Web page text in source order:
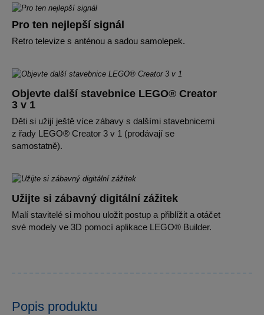
Pro ten nejlepší signál
Retro televize s anténou a sadou samolepek.
Objevte další stavebnice LEGO® Creator
3 v 1
Děti si užijí ještě více zábavy s dalšími stavebnicemi
z řady LEGO® Creator 3 v 1 (prodávají se
samostatně).
Užijte si zábavný digitální zážitek
Malí stavitelé si mohou uložit postup a přiblížit a otáčet
své modely ve 3D pomocí aplikace LEGO® Builder.
Popis produktu